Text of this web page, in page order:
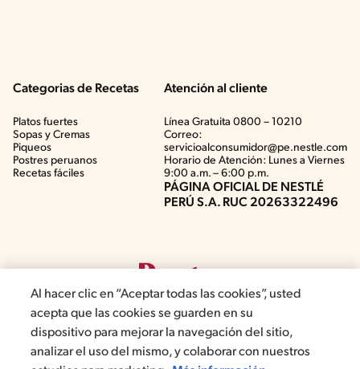
Categorias de Recetas
Platos fuertes
Sopas y Cremas
Piqueos
Postres peruanos
Recetas fáciles
Atención al cliente
Línea Gratuita 0800 – 10210
Correo:
servicioalconsumidor@pe.nestle.com
Horario de Atención: Lunes a Viernes
9:00 a.m. – 6:00 p.m.
PÁGINA OFICIAL DE NESTLÉ
PERÚ S.A. RUC 20263322496
Al hacer clic en “Aceptar todas las cookies”, usted
acepta que las cookies se guarden en su
dispositivo para mejorar la navegación del sitio,
analizar el uso del mismo, y colaborar con nuestros